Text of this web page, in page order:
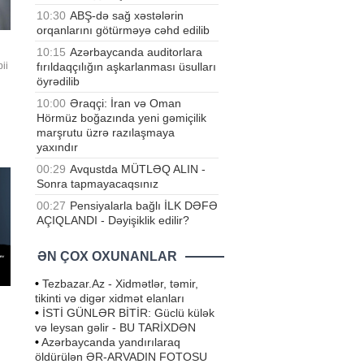
10:30 ABŞ-də sağ xəstələrin
orqanlarını götürməyə cəhd edilib
10:15 Azərbaycanda auditorlara
fırıldaqçılığın aşkarlanması üsulları
öyrədilib
10:00 Əraqçi: İran və Oman
Hörmüz boğazında yeni gəmiçilik
marşrutu üzrə razılaşmaya
yaxındır
00:29 Avqustda MÜTLƏQ ALIN -
Sonra tapmayacaqsınız
00:27 Pensiyalarla bağlı İLK DƏFƏ
AÇIQLANDI - Dəyişiklik edilir?
ƏN ÇOX OXUNANLAR
• Tezbazar.Az - Xidmətlər, təmir,
tikinti və digər xidmət elanları
• İSTİ GÜNLƏR BİTİR: Güclü külək
və leysan gəlir - BU TARİXDƏN
•Azərbaycanda yandırılaraq
öldürülən ƏR-ARVADIN FOTOSU